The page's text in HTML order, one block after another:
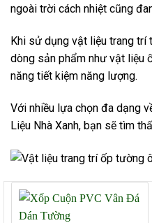
ngoài trời cách nhiệt cũng
Khi sử dụng vật liệu trang trí
dòng sản phẩm như vật liệu
năng tiết kiệm năng lượng.
Với nhiều lựa chọn đa dạng
Liệu Nhà Xanh, bạn sẽ tìm